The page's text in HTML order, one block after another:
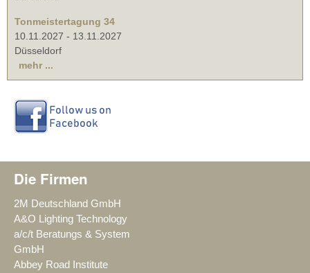
Tonmeistertagung 34
10.11.2027 - 13.11.2027
Düsseldorf
mehr ...
Die Firmen
2M Deutschland GmbH
A&O Lighting Technology
a/c/t Beratungs & System
GmbH
Abbey Road Institute